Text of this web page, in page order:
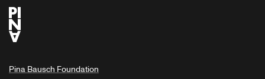
Pina Bausch Foundation